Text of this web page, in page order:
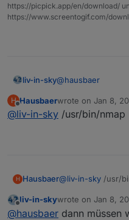
https://picpick.app/en/download/
https://www.screentogif.com/
liv-in-sky@hausbaer
dann mal:
H
Offline
Hausbaerwrote on Jan 8,
last edited by
@liv-in-sky /usr/bin/nmap
H Hausbaer@liv-in-sky /usr/
Offline
liv-in-skywrote on Jan 8,
last edited by
@hausbaer dann müssen